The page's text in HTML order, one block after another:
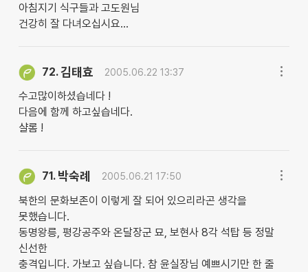
아침지기 식구들과 고도원님
건강히 잘 다녀오십시요...
72.김태효 2005.06.22 13:37
수고많이하셨습네다 !
다음에 함께 하고싶습네다.
샬롬 !
71. 박숙례 2005.06.21 17:50
북한의 문화보존이 이렇게 잘 되어 있으리라곤 생각을
못했습니다.
동명왕릉, 평강공주와 온달장군 묘, 보현사 8각 석탑 등 정말
신선한
충격입니다. 가보고 싶습니다. 참 윤실장님 예쁘시기만 한 줄